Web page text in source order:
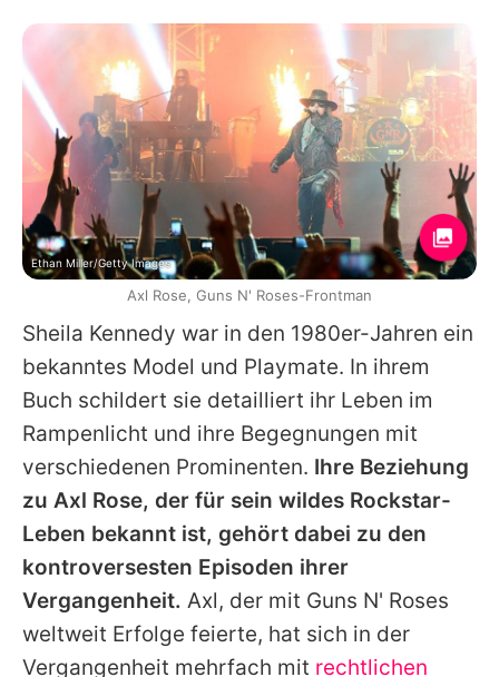
Sheila Kennedy war in den 1980er-Jahren ein
bekanntes Model und Playmate. In ihrem
Buch schildert sie detailliert ihr Leben im
Rampenlicht und ihre Begegnungen mit
verschiedenen Prominenten. Ihre Beziehung
zu Axl Rose, der für sein wildes Rockstar-
Leben bekannt ist, gehört dabei zu den
kontroversesten Episoden ihrer
Vergangenheit. Axl, der mit Guns N' Roses
weltweit Erfolge feierte, hat sich in der
Vergangenheit mehrfach mit rechtlichen
Ethan Miller/Getty Images
Axl Rose, Guns N' Roses-Frontman